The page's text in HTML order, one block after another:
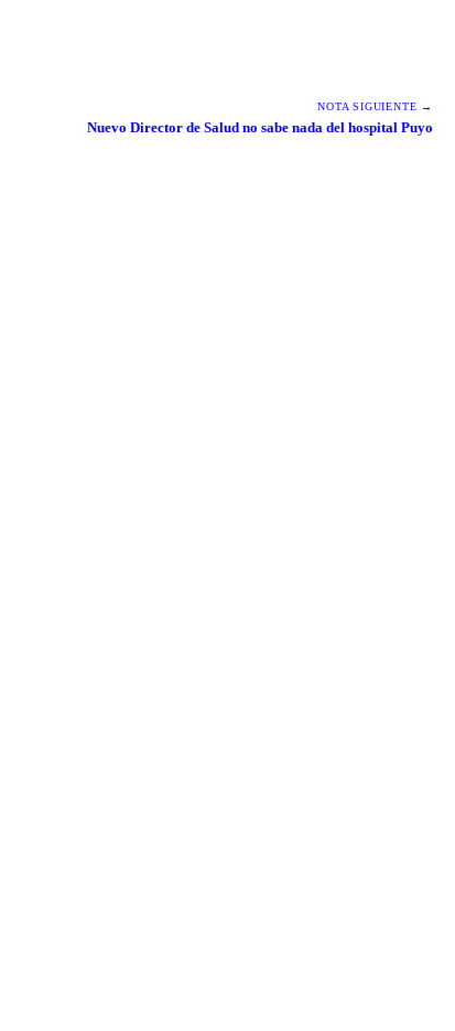
NOTA SIGUIENTE →
Nuevo Director de Salud no sabe nada del hospital Puyo